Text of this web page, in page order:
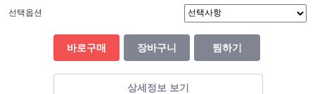
선택옵션
바로구매 장바구니 찜하기
상세정보 보기